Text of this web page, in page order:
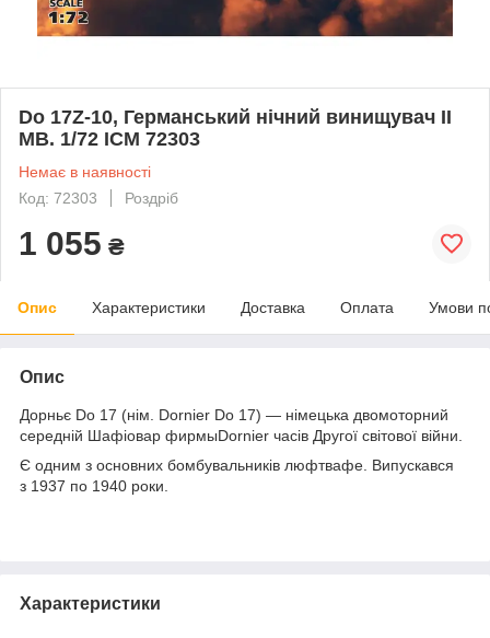
Do 17Z-10, Германський нічний винищувач ІІ
МВ. 1/72 ICM 72303
Немає в наявності
Код: 72303
Роздріб
1 055 ₴
Опис Характеристики Доставка Оплата Умови
Опис
Дорньє Do 17 (нім. Dornier Do 17) — німецька двомоторний
середній Шафіовар фирмыDornier часів Другої світової війни.
Є одним з основних бомбувальників люфтвафе. Випускався
з 1937 по 1940 роки.
Характеристики